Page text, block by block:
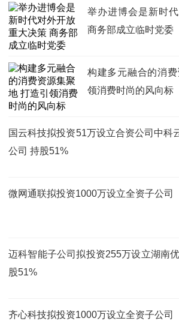
举办进博会是新时
商务部成立临时党委
构建多元融合的消费
领消费时尚的风向标
国云科技拟投资51万设立合资公司中科
公司 持股51%
微网通联拟投资1000万设立全资子公司
迈科智能子公司拟投资255万设立湖南
股51%
齐心科技拟投资1000万设立全资子公司